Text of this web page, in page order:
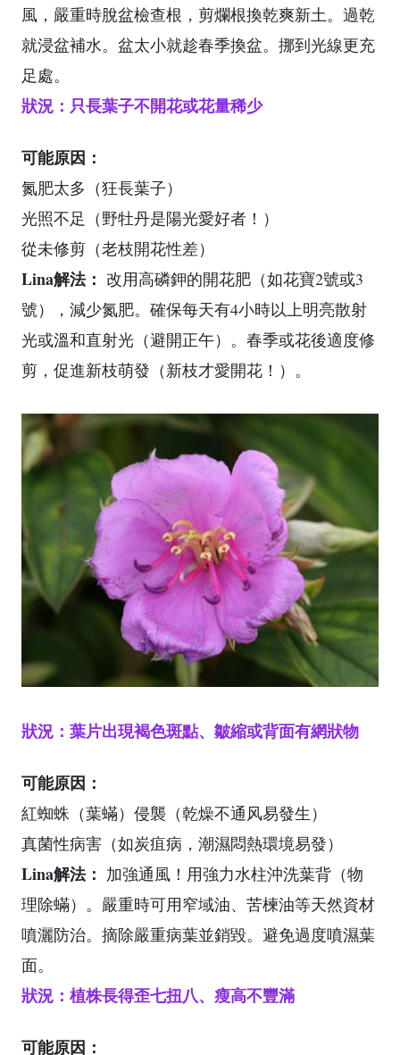
風，嚴重時脫盆檢查根，剪爛根換乾爽新土。過乾
就浸盆補水。盆太小就趁春季換盆。挪到光線更充
足處。
狀況：只長葉子不開花或花量稀少
可能原因：
氮肥太多（狂長葉子）
光照不足（野牡丹是陽光愛好者！）
從未修剪（老枝開花性差）
Lina解法： 改用高磷鉀的開花肥（如花寶2號或3
號），減少氮肥。確保每天有4小時以上明亮散射
光或溫和直射光（避開正午）。春季或花後適度修
剪，促進新枝萌發（新枝才愛開花！）。
狀況：葉片出現褐色斑點、皺縮或背面有網狀物
可能原因：
紅蜘蛛（葉蟎）侵襲（乾燥不通风易發生）
真菌性病害（如炭疽病，潮濕悶熱環境易發）
Lina解法： 加強通風！用強力水柱沖洗葉背（物
理除蟎）。嚴重時可用窄域油、苦楝油等天然資材
噴灑防治。摘除嚴重病葉並銷毀。避免過度噴濕葉
面。
狀況：植株長得歪七扭八、瘦高不豐滿
可能原因：